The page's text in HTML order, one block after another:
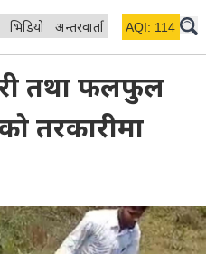
भिडियो अन्तरवार्ता विचार/ब्लग
AQI: 114
तथा फलफुल
तरकारीमा